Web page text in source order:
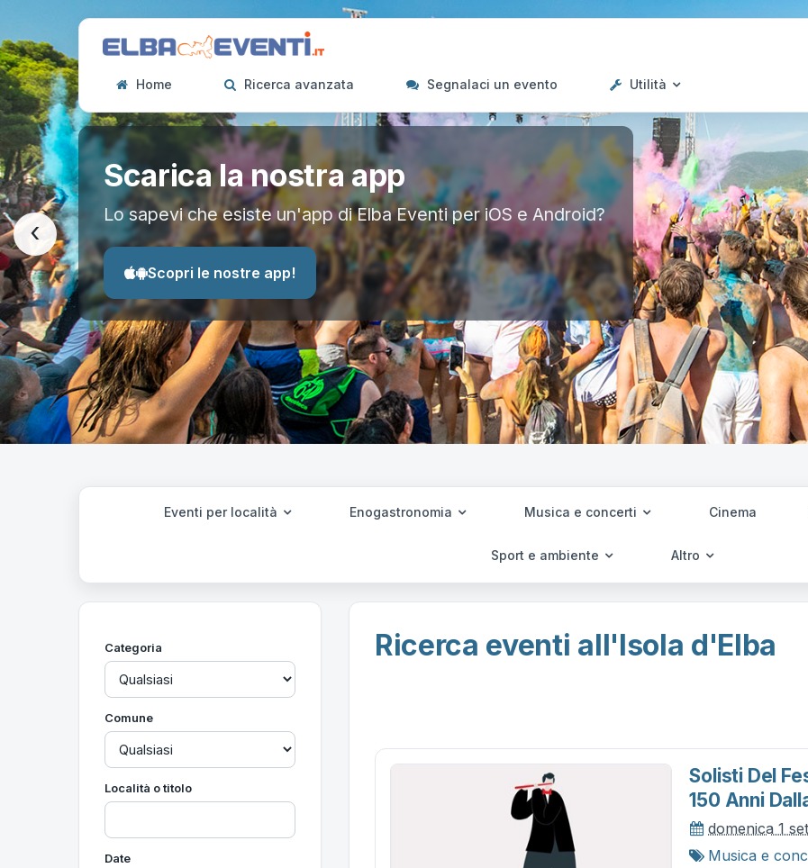
Home Ricerca avanzata Segnalaci un evento Utilità
Scarica la nostra app
Lo sapevi che esiste un'app di Elba Eventi per iOS e Android?
Scopri le nostre app!
‹
Eventi per località Enogastronomia Musica e concerti Cinema
Sport e ambiente Altro
Categoria
Comune
Località o titolo
Date
Ricerca eventi all'Isola d'Elba
Solisti Del
150 Anni
domenica 1
Musica e